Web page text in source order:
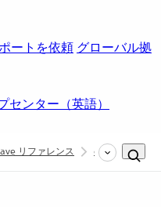
ートを依頼 グローバル拠
センター（英語）
リファレンス dw::core::Types